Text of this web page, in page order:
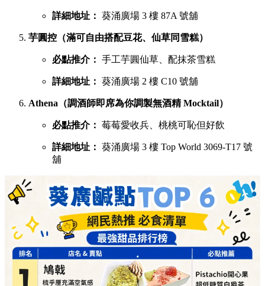
詳細地址： 葵涌廣場 3 樓 87A 號舖
芋圓控（滿可自由搭配豆花、仙草同雪糕）
必點推介： 手工芋圓仙草、配抹茶雪糕
詳細地址： 葵涌廣場 2 樓 C10 號舖
Athena（調酒師即席為你調製無酒精 Mocktail）
必點推介： 莓莓愛收兵、桃桃可恥但好飲
詳細地址： 葵涌廣場 3 樓 Top World 3069-T17 號
舖